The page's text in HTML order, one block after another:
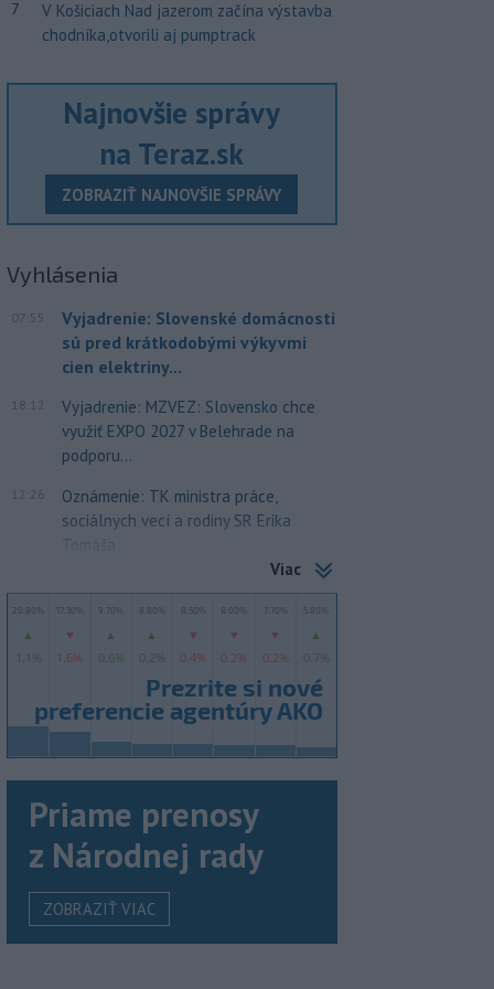
7
V Košiciach Nad jazerom začína výstavba
chodníka,otvorili aj pumptrack
Najnovšie správy
na Teraz.sk
ZOBRAZIŤ NAJNOVŠIE SPRÁVY
Vyhlásenia
07:55
Vyjadrenie: Slovenské domácnosti
sú pred krátkodobými výkyvmi
cien elektriny...
18:12
Vyjadrenie: MZVEZ: Slovensko chce
využiť EXPO 2027 v Belehrade na
podporu...
12:26
Oznámenie: TK ministra práce,
sociálnych vecí a rodiny SR Erika
Tomáša
Viac
Priame prenosy
z Národnej rady
ZOBRAZIŤ VIAC